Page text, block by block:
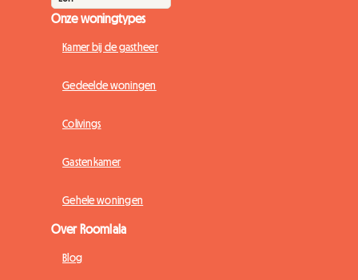
Onze woningtypes
Kamer bij de gastheer
Gedeelde woningen
Colivings
Gastenkamer
Gehele woningen
Over Roomlala
Blog